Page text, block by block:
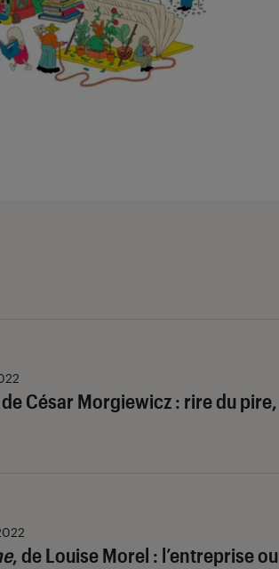
César Morgiewicz : rire du pire,
, de Louise Morel : l’entreprise ou